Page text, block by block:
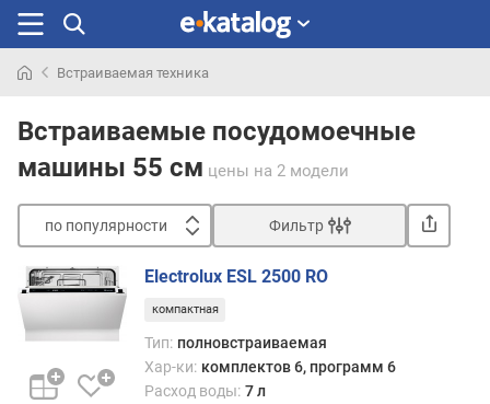
раньше
Встраиваемая техника
Встраиваемые посудомоечные
машины 55 см цены на 2 модели
по популярности
п
п
п
Фильтр
Electrolux ESL 2500 RO
компактная
Тип: полновстраиваемая
Хар-ки: комплектов 6, программ 6
Расход воды: 7 л